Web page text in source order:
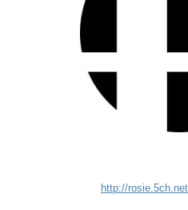
http://